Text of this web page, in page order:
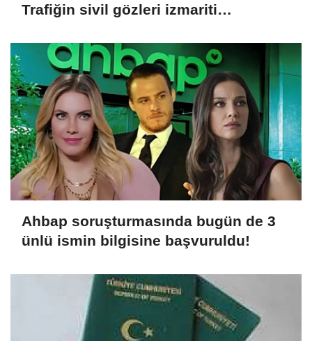
Trafiğin sivil gözleri izmariti
Ahbap soruşturmasında bugün de 3
ünlü ismin bilgisine başvuruldu!